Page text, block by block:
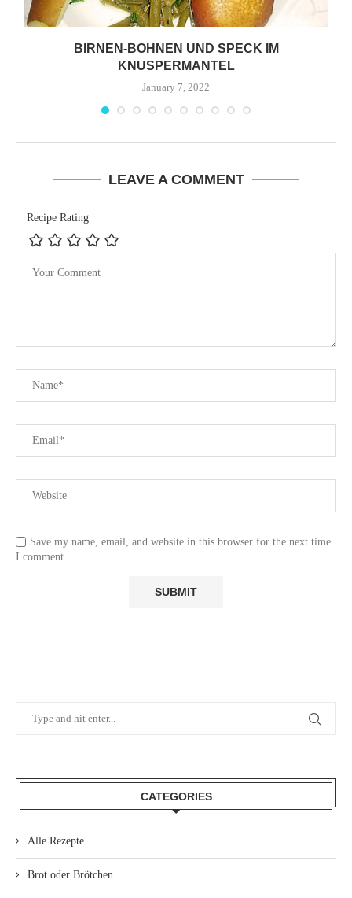
BIRNEN-BOHNEN UND SPECK IM
KNUSPERMANTEL
January 7, 2022
LEAVE A COMMENT
Recipe Rating
Save my name, email, and website in this browser for the next time
I comment.
CATEGORIES
Alle Rezepte
Brot oder Brötchen